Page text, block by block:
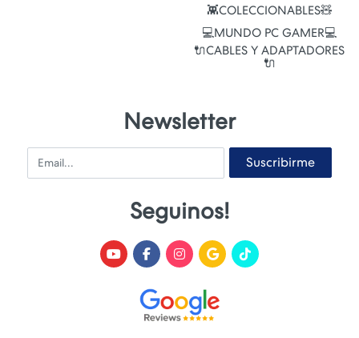
👾COLECCIONABLES🧸
💻MUNDO PC GAMER💻
🔌CABLES Y ADAPTADORES
🔌
Newsletter
Email Suscribirme
Seguinos!